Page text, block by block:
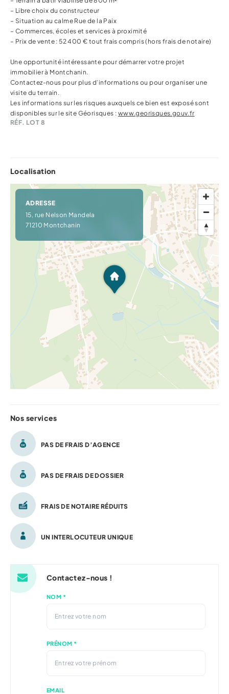
– Libre choix du constructeur
– Situation au calme Rue de la Paix
– Commerces, écoles et services à proximité
– Prix de vente : 52 400 € tout frais compris (hors frais de notaire)
Une opportunité intéressante pour démarrer votre projet
immobilier à Montchanin.
Contactez-nous pour plus d’informations ou pour organiser une
visite du terrain.
Les informations sur les risques auxquels ce bien est exposé sont
disponibles sur le site Géorisques : www.georisques.gouv.fr
RÉF. LOT 8
Localisation
ADRESSE
15, rue Nelson Mandela
71210 Montchanin
Nos services
PAS DE FRAIS D’AGENCE
PAS DE FRAIS DE DOSSIER
FRAIS DE NOTAIRE RÉDUITS
UN INTERLOCUTEUR UNIQUE
Contactez-nous !
NOM *
PRÉNOM *
EMAIL